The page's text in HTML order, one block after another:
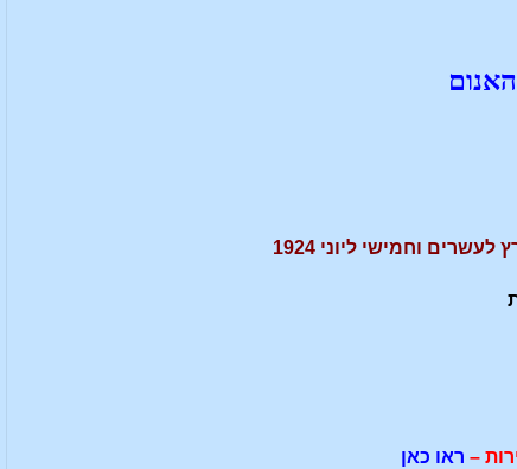
– ראו כאן